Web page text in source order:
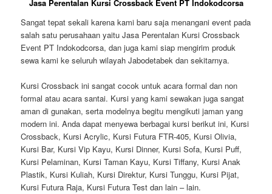
Jasa Perentalan Kursi Crossback Event PT Indokodcorsa
Sangat tepat sekali karena kami baru saja menangani event pada
salah satu perusahaan yaitu Jasa Perentalan Kursi Crossback
Event PT Indokodcorsa, dan juga kami siap mengirim produk
sewa kami ke seluruh wilayah Jabodetabek dan sekitarnya.
Kursi Crossback ini sangat cocok untuk acara formal dan non
formal atau acara santai. Kursi yang kami sewakan juga sangat
aman di gunakan, serta modelnya begitu mengikuti jaman yang
modern ini. Anda dapat menyewa berbagai kursi berikut ini, Kursi
Crossback, Kursi Acrylic, Kursi Futura FTR-405, Kursi Olivia,
Kursi Bar, Kursi Vip Kayu, Kursi Dinner, Kursi Sofa, Kursi Puff,
Kursi Pelaminan, Kursi Taman Kayu, Kursi Tiffany, Kursi Anak
Plastik, Kursi Kuliah, Kursi Direktur, Kursi Tunggu, Kursi Pijat,
Kursi Futura Raja, Kursi Futura Test dan lain – lain.